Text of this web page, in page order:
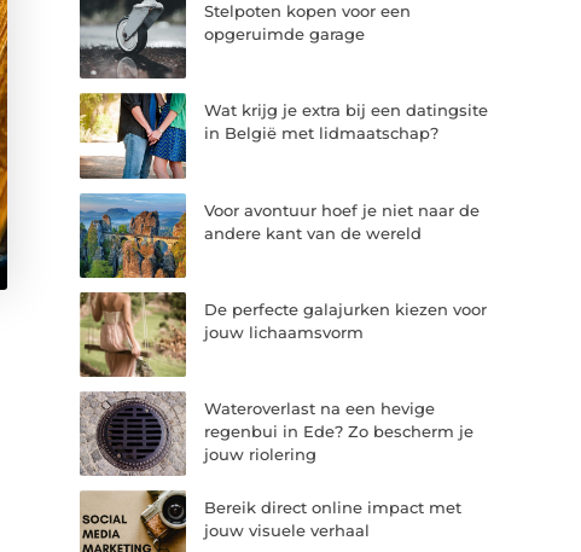
Stelpoten kopen voor een
opgeruimde garage
Wat krijg je extra bij een datingsite
in België met lidmaatschap?
Voor avontuur hoef je niet naar de
andere kant van de wereld
De perfecte galajurken kiezen voor
jouw lichaamsvorm
Wateroverlast na een hevige
regenbui in Ede? Zo bescherm je
jouw riolering
Bereik direct online impact met
jouw visuele verhaal